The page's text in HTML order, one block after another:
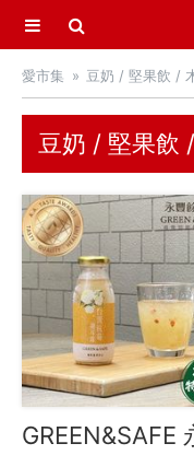
選單
首頁
愛市集商品館
中秋烤肉 / 生鮮
季節推薦 / 新品登場
活力早餐
營養補給站
吃零食
愛甜點
火腿．起司．歐陸
愛市集 豆奶 / 堅果飲 /
豆奶 / 堅果飲
GREEN&SAFE